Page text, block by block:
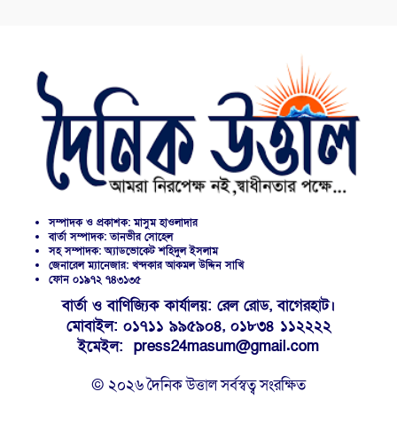
সম্পাদক ও প্রকাশক: মাসুম হাওলাদার
বার্তা সম্পাদক: তানভীর সোহেল
সহ সম্পাদক: অ্যাডভোকেট শহিদুল ইসলাম
জেনারেল ম্যানেজার: খন্দকার আকমল উদ্দিন সাখি
ফোন ০১৯৭২ ৭৪৩১৩৫
বার্তা ও বাণিজ্যিক কার্যালয়: রেল রোড, বাগেরহাট।
মোবাইল: ০১৭১১ ৯৯৫৯০৪, ০১৮৩৪ ১১২২২২
ইমেইল: press24masum@gmail.com
© ২০২৬ দৈনিক উত্তাল সর্বস্বত্ব সংরক্ষিত